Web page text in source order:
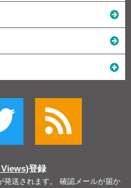
Views)登録
発送されます。 確認メールが届か